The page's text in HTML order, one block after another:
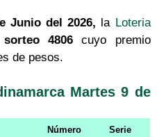
Junio del 2026, la Loteria
4806 cuyo premio
de pesos.
Martes 9 de
Número Serie